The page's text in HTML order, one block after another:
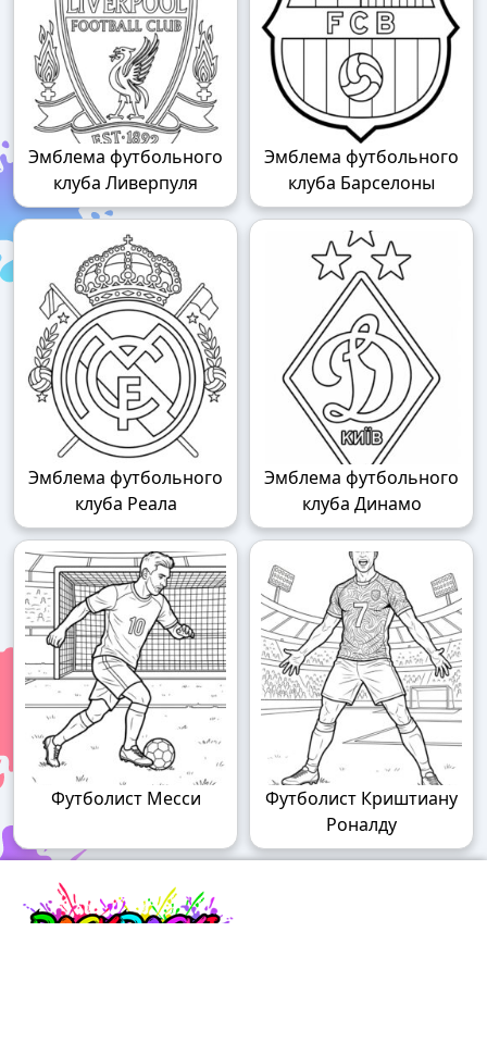
Эмблема футбольного
клуба Ливерпуля
Эмблема футбольного
клуба Барселоны
Эмблема футбольного
клуба Реала
Эмблема футбольного
клуба Динамо
Футболист Месси
Футболист Криштиану
Роналду